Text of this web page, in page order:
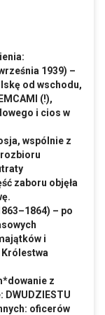
1939) –
od wschodu,
(!),
i cios w
wspólnie z
zaboru objęła
– po
i
z
DWUDZIESTU
oficerów